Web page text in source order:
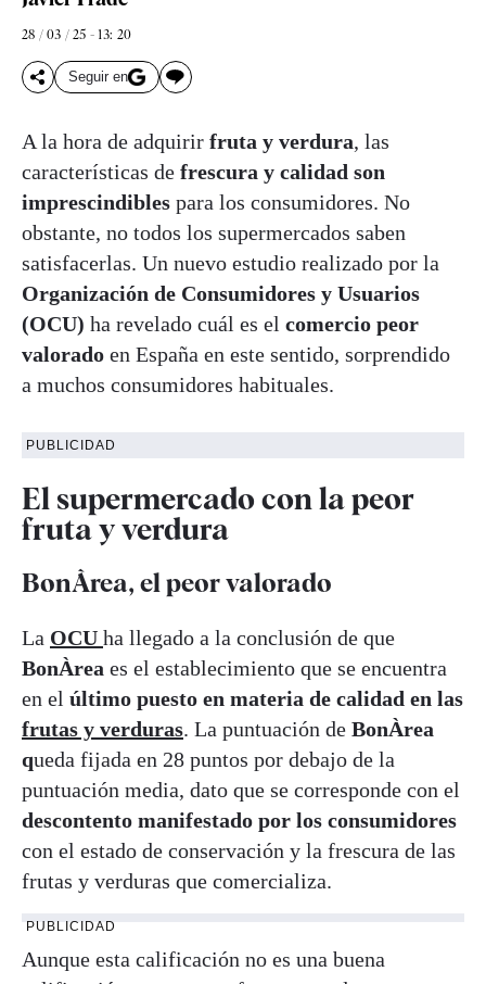
28 / 03 / 25 - 13: 20
Seguir en
A la hora de adquirir fruta y verdura, las
características de frescura y calidad son
imprescindibles para los consumidores. No
obstante, no todos los supermercados saben
satisfacerlas. Un nuevo estudio realizado por la
Organización de Consumidores y Usuarios
(OCU) ha revelado cuál es el comercio peor
valorado en España en este sentido, sorprendido
a muchos consumidores habituales.
PUBLICIDAD
El supermercado con la peor
fruta y verdura
BonÀrea, el peor valorado
La OCU ha llegado a la conclusión de que
BonÀrea es el establecimiento que se encuentra
en el último puesto en materia de calidad en las
frutas y verduras. La puntuación de BonÀrea
queda fijada en 28 puntos por debajo de la
puntuación media, dato que se corresponde con el
descontento manifestado por los consumidores
con el estado de conservación y la frescura de las
frutas y verduras que comercializa.
PUBLICIDAD
Aunque esta calificación no es una buena